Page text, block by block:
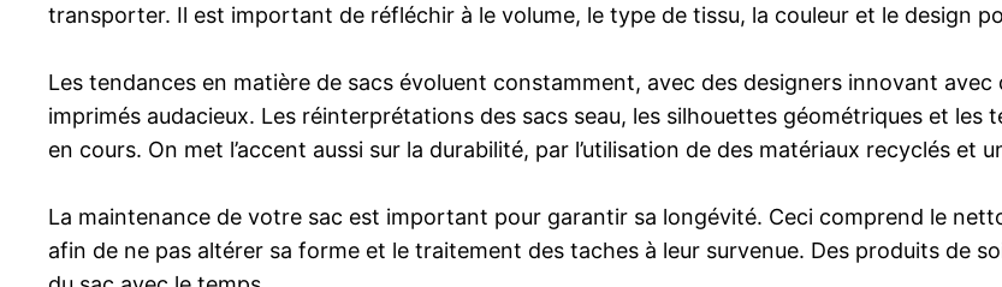
transporter. Il est important de réfléchir à le volume, le type de tissu, la couleur et le design
Les tendances en matière de sacs évoluent constamment, avec des designers innovant
imprimés audacieux. Les réinterprétations des sacs seau, les silhouettes géométriques et les
en cours. On met l’accent aussi sur la durabilité, par l’utilisation de des matériaux recyclés et
La maintenance de votre sac est important pour garantir sa longévité. Ceci comprend le
afin de ne pas altérer sa forme et le traitement des taches à leur survenue. Des produits de